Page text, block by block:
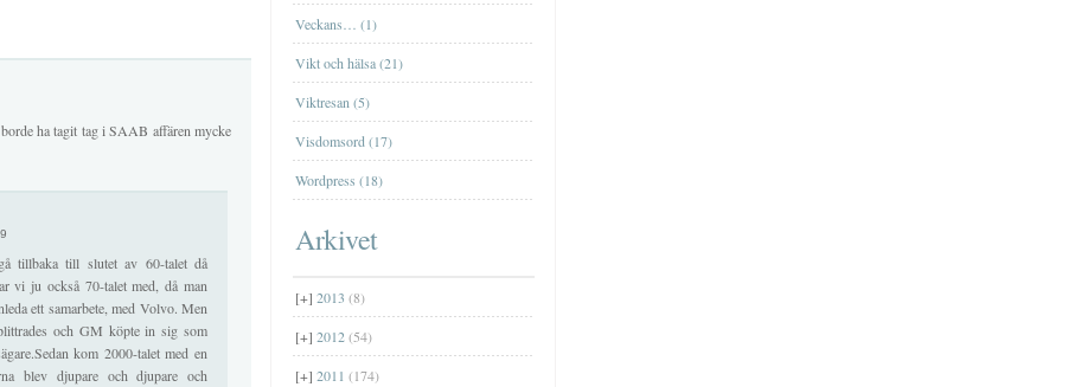
ha tagit tag i SAAB affären mycke
tillbaka till slutet av 60-talet då
vi ju också 70-talet med, då man
ett samarbete, med Volvo. Men
och GM köpte in sig som
kom 2000-talet med en
blev djupare och djupare och
Veckans… (1)
Vikt och hälsa (21)
Viktresan (5)
Visdomsord (17)
Wordpress (18)
Arkivet
[+] 2013 (8)
[+] 2012(54)
[+] 2011 (174)